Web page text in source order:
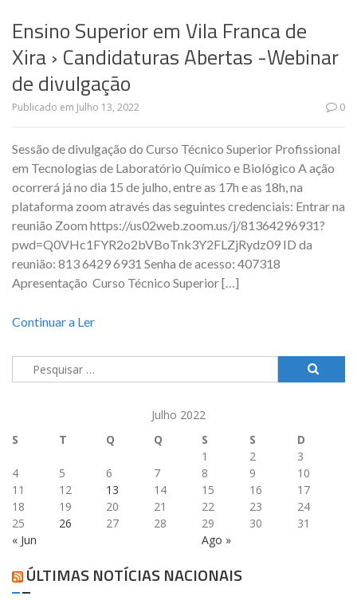
Ensino Superior em Vila Franca de
Xira › Candidaturas Abertas -Webinar
de divulgação
Publicado em Julho 13, 2022 0
Sessão de divulgação do Curso Técnico Superior Profissional
em Tecnologias de Laboratório Químico e Biológico A ação
ocorrerá já no dia 15 de julho, entre as 17h e as 18h, na
plataforma zoom através das seguintes credenciais: Entrar na
reunião Zoom https://us02web.zoom.us/j/81364296931?
pwd=Q0VHc1FYR2o2bVBoTnk3Y2FLZjRydz09 ID da
reunião: 813 6429 6931 Senha de acesso: 407318
Apresentação Curso Técnico Superior […]
Continuar a Ler
Pesquisar
por:
Julho 2022
S
T Q Q S S D
« Jun Ago »
1 2
3
4
5 6 7 8 9
10
11
12 13 14 15 16
17
18
19 20 21 22 23
24
25
26 27 28 29 30 31
ÚLTIMAS NOTÍCIAS NACIONAIS